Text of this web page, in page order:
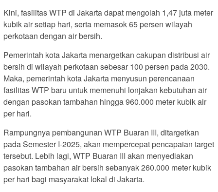
Kini, fasilitas WTP di Jakarta dapat mengolah 1,47 juta meter
kubik air setiap hari, serta memasok 65 persen wilayah
perkotaan dengan air bersih.
Pemerintah kota Jakarta menargetkan cakupan distribusi air
bersih di wilayah perkotaan sebesar 100 persen pada 2030.
Maka, pemerintah kota Jakarta menyusun perencanaan
fasilitas WTP baru untuk memenuhi lonjakan kebutuhan air
dengan pasokan tambahan hingga 960.000 meter kubik air
per hari.
Rampungnya pembangunan WTP Buaran III, ditargetkan
pada Semester I-2025, akan mempercepat pencapaian target
tersebut. Lebih lagi, WTP Buaran III akan menyediakan
pasokan tambahan air bersih sebanyak 260.000 meter kubik
per hari bagi masyarakat lokal di Jakarta.